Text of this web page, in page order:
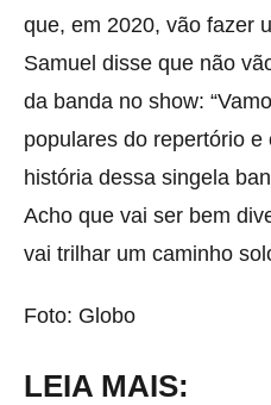
que, em 2020, vão fazer
Samuel disse que não
da banda no show:
populares do repertório
história dessa singela
Acho que vai ser bem
vai trilhar um caminho
Foto: Globo
LEIA MAIS: